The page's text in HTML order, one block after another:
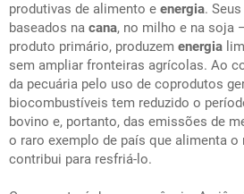
produtivas de alimento e energia.
baseados na cana, no milho e na soja
produto primário, produzem energia
sem ampliar fronteiras agrícolas. Ao
da pecuária pelo uso de coprodutos
biocombustíveis tem reduzido o
bovino e, portanto, das emissões de
o raro exemplo de país que alimenta o
contribui para resfriá-lo.